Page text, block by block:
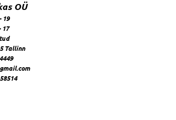
OÜ
19
Tallinn